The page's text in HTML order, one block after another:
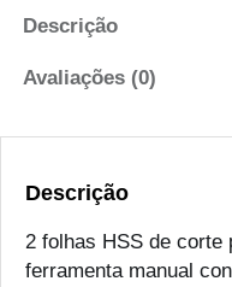
Descrição
Avaliações (0)
Descrição
2 folhas HSS de corte
ferramenta manual